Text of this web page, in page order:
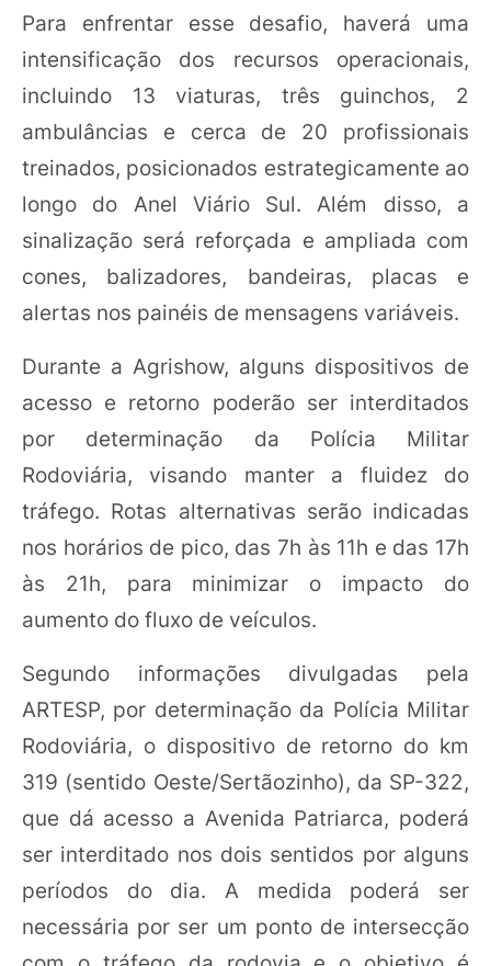
Para enfrentar esse desafio, haverá uma
intensificação dos recursos operacionais,
incluindo 13 viaturas, três guinchos, 2
ambulâncias e cerca de 20 profissionais
treinados, posicionados estrategicamente ao
longo do Anel Viário Sul. Além disso, a
sinalização será reforçada e ampliada com
cones, balizadores, bandeiras, placas e
alertas nos painéis de mensagens variáveis.
Durante a Agrishow, alguns dispositivos de
acesso e retorno poderão ser interditados
por determinação da Polícia Militar
Rodoviária, visando manter a fluidez do
tráfego. Rotas alternativas serão indicadas
nos horários de pico, das 7h às 11h e das 17h
às 21h, para minimizar o impacto do
aumento do fluxo de veículos.
Segundo informações divulgadas pela
ARTESP, por determinação da Polícia Militar
Rodoviária, o dispositivo de retorno do km
319 (sentido Oeste/Sertãozinho), da SP-322,
que dá acesso a Avenida Patriarca, poderá
ser interditado nos dois sentidos por alguns
períodos do dia. A medida poderá ser
necessária por ser um ponto de intersecção